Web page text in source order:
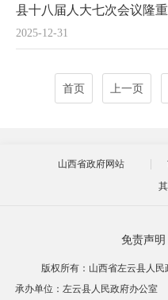
2025-12-31
县十八届人大七次会议隆
首页 上一页
山西省政府网站
免责声明
版权所有：山西省左云县人民
承办单位：左云县人民政府办公室